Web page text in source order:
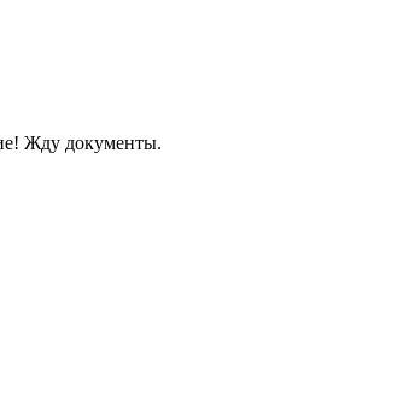
Жду документы.